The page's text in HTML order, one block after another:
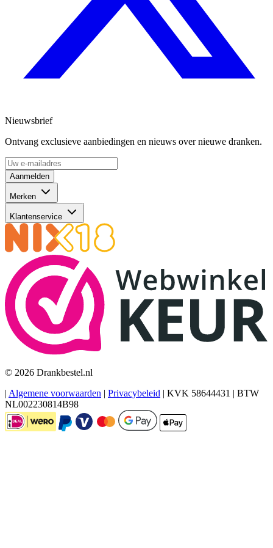
Nieuwsbrief
Ontvang exclusieve aanbiedingen en nieuws over nieuwe dranken.
Aanmelden
Merken
Klantenservice
© 2026 Drankbestel.nl
| Algemene voorwaarden | Privacybeleid | KVK 58644431 | BTW
NL002230814B98